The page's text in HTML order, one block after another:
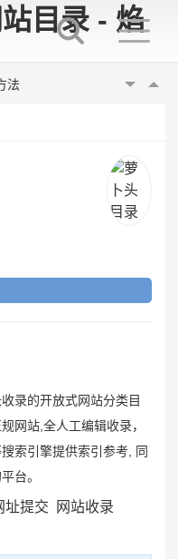
为它？
法
造成人员伤亡
袭击加沙
为它？
袭击加沙
录的开放式网站分类目
网站,全人工编辑收录，
索引擎提供索引参考, 同
台。
址提交 网站收录